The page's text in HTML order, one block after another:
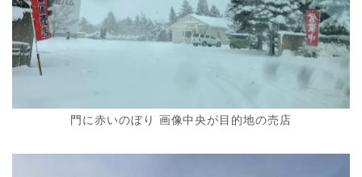
門に赤いのぼり 画像中央が目的地の売店